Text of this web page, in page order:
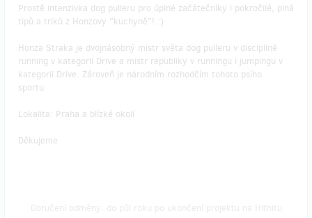
Prostě intenzivka dog pulleru pro úplné začátečníky i pokročilé, plná
tipů a triků z Honzovy "kuchyně"! :)
Honza Straka je dvojnásobný mistr světa dog pulleru v disciplíně
running v kategorii Drive a mistr republiky v runningu i jumpingu v
kategorii Drive. Zároveň je národním rozhodčím tohoto psího
sportu.
Lokalita: Praha a blízké okolí
Děkujeme